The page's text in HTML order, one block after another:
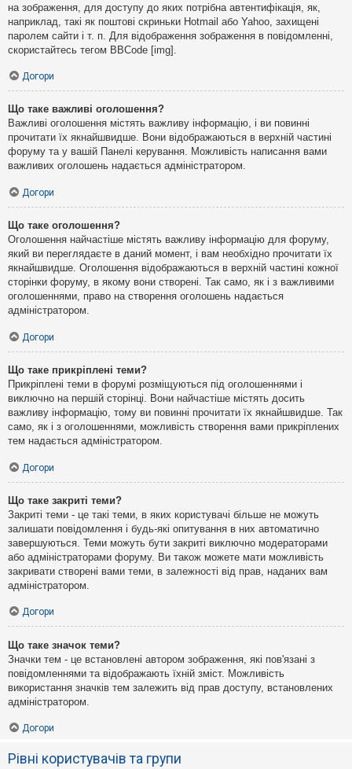
на зображення, для доступу до яких потрібна автентифікація, як,
наприклад, такі як поштові скриньки Hotmail або Yahoo, захищені
паролем сайти і т. п. Для відображення зображення в повідомленні,
скористайтесь тегом BBCode [img].
Догори
Що таке важливі оголошення?
Важливі оголошення містять важливу інформацію, і ви повинні
прочитати їх якнайшвидше. Вони відображаються в верхній частині
форуму та у вашій Панелі керування. Можливість написання вами
важливих оголошень надається адміністратором.
Догори
Що таке оголошення?
Оголошення найчастіше містять важливу інформацію для форуму,
який ви переглядаєте в даний момент, і вам необхідно прочитати їх
якнайшвидше. Оголошення відображаються в верхній частині кожної
сторінки форуму, в якому вони створені. Так само, як і з важливими
оголошеннями, право на створення оголошень надається
адміністратором.
Догори
Що таке прикріплені теми?
Прикріплені теми в форумі розміщуються під оголошеннями і
виключно на першій сторінці. Вони найчастіше містять досить
важливу інформацію, тому ви повинні прочитати їх якнайшвидше. Так
само, як і з оголошеннями, можливість створення вами прикріплених
тем надається адміністратором.
Догори
Що таке закриті теми?
Закриті теми - це такі теми, в яких користувачі більше не можуть
залишати повідомлення і будь-які опитування в них автоматично
завершуються. Теми можуть бути закриті виключно модераторами
або адміністраторами форуму. Ви також можете мати можливість
закривати створені вами теми, в залежності від прав, наданих вам
адміністратором.
Догори
Що таке значок теми?
Значки тем - це встановлені автором зображення, які пов'язані з
повідомленнями та відображають їхній зміст. Можливість
використання значків тем залежить від прав доступу, встановлених
адміністратором.
Догори
Рівні користувачів та групи